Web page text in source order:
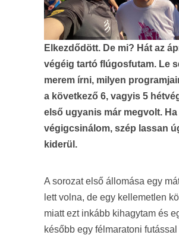
Elkezdődött. De mi? Hát az
végéig tartó flúgosfutam. Le
merem írni, milyen
a következő 6, vagyis 5
első ugyanis már megvolt. Ha
végigcsinálom, szép lassan
kiderül.
A sorozat első állomása egy
lett volna, de egy kellemetlen
miatt ezt inkább kihagytam és
később egy félmaratoni futással